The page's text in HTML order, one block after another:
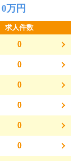
0万円
求人件数
0
0
0
0
0
0